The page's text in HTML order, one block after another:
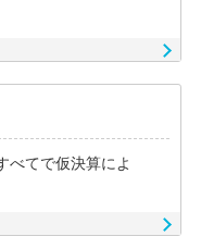
べてで仮決算によ